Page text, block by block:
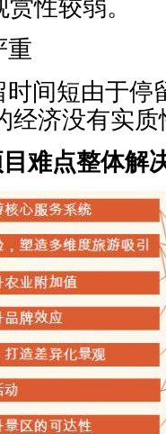
性较弱。
重
间短由于停
经济没有实
目难点整体解